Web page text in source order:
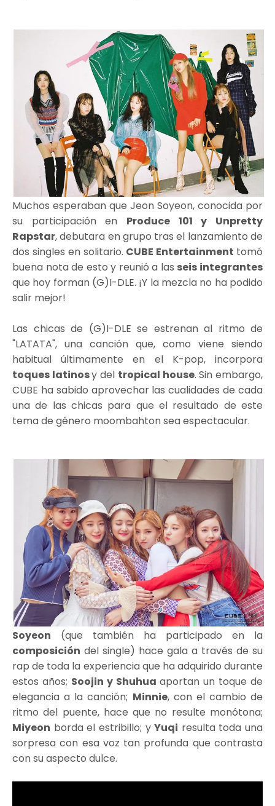
Muchos esperaban que Jeon Soyeon, conocida por
su participación en Produce 101 y Unpretty
Rapstar, debutara en grupo tras el lanzamiento de
dos singles en solitario. CUBE Entertainment tomó
buena nota de esto y reunió a las seis integrantes
que hoy forman (G)I-DLE. ¡Y la mezcla no ha podido
salir mejor!
Las chicas de (G)I-DLE se estrenan al ritmo de
"LATATA", una canción que, como viene siendo
habitual últimamente en el K-pop, incorpora
toques latinosy del tropical house. Sin embargo,
CUBE ha sabido aprovechar las cualidades de cada
una de las chicas para que el resultado de este
tema de género moombahton sea espectacular.
Soyeon (que también ha participado en la
composición del single) hace gala a través de su
rap de toda la experiencia que ha adquirido durante
estos años; Soojin y Shuhua aportan un toque de
elegancia a la canción; Minnie, con el cambio de
ritmo del puente, hace que no resulte monótona;
Miyeon borda el estribillo; yYuqi resulta toda una
sorpresa con esa voz tan profunda que contrasta
con su aspecto dulce.